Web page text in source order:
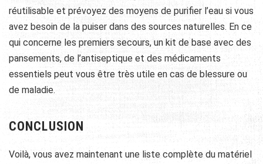
réutilisable et prévoyez des moyens de purifier l’eau si vous
avez besoin de la puiser dans des sources naturelles. En ce
qui concerne les premiers secours, un kit de base avec des
pansements, de l’antiseptique et des médicaments
essentiels peut vous être très utile en cas de blessure ou
de maladie.
CONCLUSION
Voilà, vous avez maintenant une liste complète du matériel